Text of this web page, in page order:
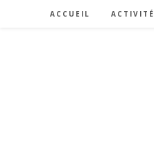
ACCUEIL